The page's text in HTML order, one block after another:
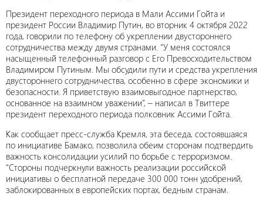
Президент переходного периода в Мали Ассими Гойта и
президент России Владимир Путин, во вторник 4 октября 2022
года, говорили по телефону об укреплении двустороннего
сотрудничества между двумя странами. “У меня состоялся
насыщенный телефонный разговор с Его Превосходительством
Владимиром Путиным. Мы обсудили пути и средства укрепления
двустороннего сотрудничества, особенно в сфере экономики и
безопасности. Я приветствую взаимовыгодное партнерство,
основанное на взаимном уважении”, – написал в Твиттере
президент переходного периода полковник Ассими Гойта.
Как сообщает пресс-служба Кремля, эта беседа, состоявшаяся
по инициативе Бамако, позволила обеим сторонам подтвердить
важность консолидации усилий по борьбе с терроризмом.
“Стороны подчеркнули важность реализации российской
инициативы о бесплатной передаче 300 000 тонн удобрений,
заблокированных в европейских портах, бедным странам.